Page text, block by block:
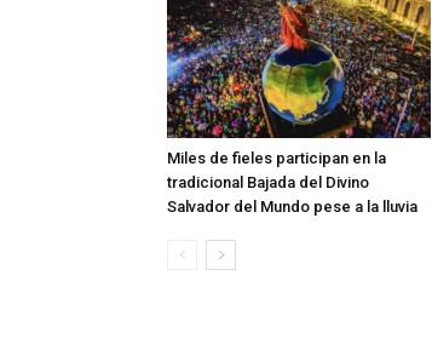
Miles de fieles participan en la
tradicional Bajada del Divino
Salvador del Mundo pese a la lluvia